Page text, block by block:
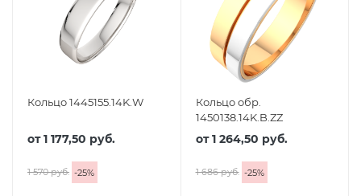
Кольцо 1445155.14K.W
от1 177,50 руб.
1 570 руб. -25%
Кольцо обр.
1450138.14K.B.ZZ
от1 264,50 руб.
1 686 руб. -25%